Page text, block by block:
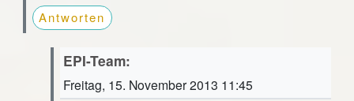
Antworten
EPI-Team:
Freitag, 15. November 2013 11:45